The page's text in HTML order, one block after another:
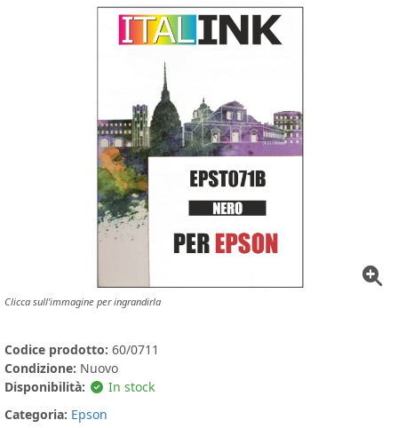
Clicca sull'immagine per ingrandirla
Codice prodotto: 60/0711
Condizione: Nuovo
Disponibilità:
In stock
Categoria: Epson